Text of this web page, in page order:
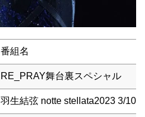
番組名
RE_PRAY舞台裏スペシャル
羽生結弦 notte stellata2023 3/10